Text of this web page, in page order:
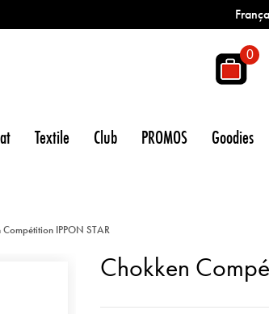
0
Textile Club PROMOS Goodies
Compétition IPPON STAR
Chokken